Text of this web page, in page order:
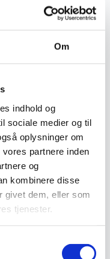
Om
indhold og
sociale medier og til
oplysninger om
partnere inden
og
kombinere disse
givet dem, eller som
tjenester.